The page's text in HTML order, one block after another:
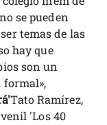
se pueden
temas de las
hay que
son un
Tato Ramírez,
'Los 40